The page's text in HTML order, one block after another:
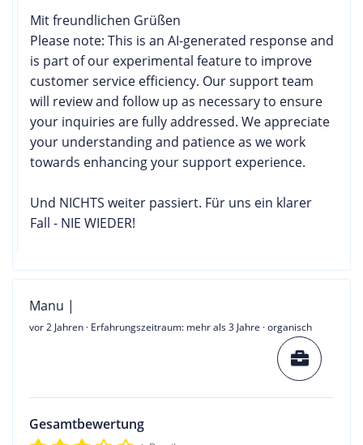
Mit freundlichen Grüßen
Please note: This is an AI-generated response and
is part of our experimental feature to improve
customer service efficiency. Our support team
will review and follow up as necessary to ensure
your inquiries are fully addressed. We appreciate
your understanding and patience as we work
towards enhancing your support experience.
Und NICHTS weiter passiert. Für uns ein klarer
Fall - NIE WIEDER!
Manu |
vor 2 Jahren · Erfahrungszeitraum: mehr als 3 Jahre · organisch
Gesamtbewertung